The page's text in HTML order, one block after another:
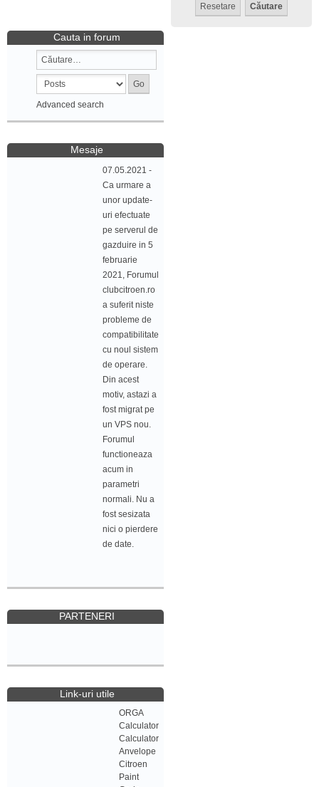
Cauta in forum
Advanced search
Mesaje
07.05.2021 -
Ca urmare a
unor update-
uri efectuate
pe serverul de
gazduire in 5
februarie
2021, Forumul
clubcitroen.ro
a suferit niste
probleme de
compatibilitate
cu noul sistem
de operare.
Din acest
motiv, astazi a
fost migrat pe
un VPS nou.
Forumul
functioneaza
acum in
parametri
normali. Nu a
fost sesizata
nici o pierdere
de date.
PARTENERI
Link-uri utile
ORGA
Calculator
Calculator
Anvelope
Citroen
Paint